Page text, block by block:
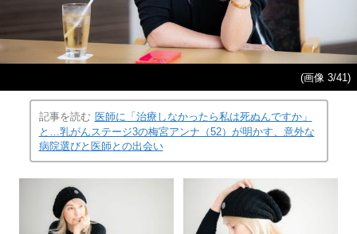
(画像 3/41)
記事を読む 医師に「治療しなかったら私は死ぬんですか」
と…乳がんステージ3の梅宮アンナ（52）が明かす、意外な
病院選びと医師との出会い